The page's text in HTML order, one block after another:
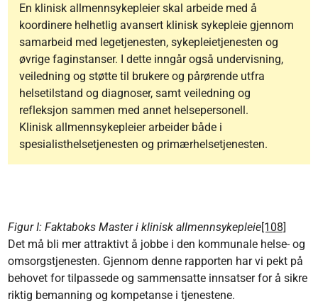
En klinisk allmennsykepleier skal arbeide med å
koordinere helhetlig avansert klinisk sykepleie gjennom
samarbeid med legetjenesten, sykepleietjenesten og
øvrige faginstanser. I dette inngår også undervisning,
veiledning og støtte til brukere og pårørende utfra
helsetilstand og diagnoser, samt veiledning og
refleksjon sammen med annet helsepersonell.
Klinisk allmennsykepleier arbeider både i
spesialisthelsetjenesten og primærhelsetjenesten.
Figur I: Faktaboks Master i klinisk allmennsykepleie[108]
Det må bli mer attraktivt å jobbe i den kommunale helse- og
omsorgstjenesten. Gjennom denne rapporten har vi pekt på
behovet for tilpassede og sammensatte innsatser for å sikre
riktig bemanning og kompetanse i tjenestene.